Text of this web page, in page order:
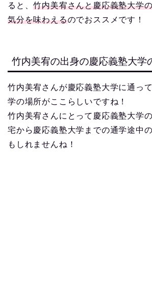
ると、竹内美宥さんと慶応義塾大学
気分を味わえるのでおススメです！
竹内美宥の出身の慶応義塾大学
竹内美宥さんが慶応義塾大学に通っ
学の場所がここらしいですね！
竹内美宥さんにとって慶応義塾大学
宅から慶応義塾大学までの通学途中
もしれませんね！